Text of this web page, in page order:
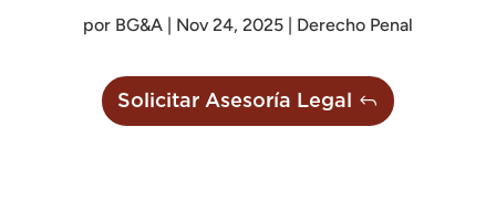
por BG&A| Nov 24, 2025| Derecho Penal
Solicitar Asesoría Legal